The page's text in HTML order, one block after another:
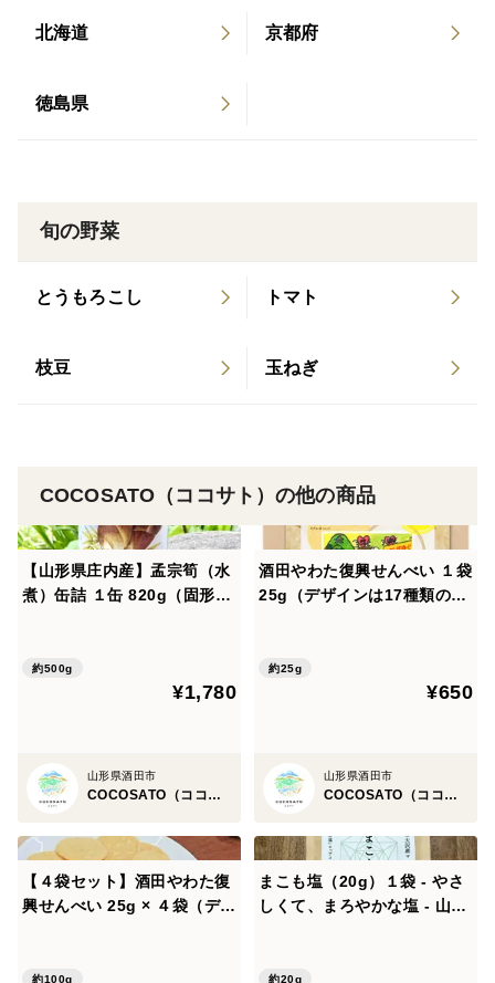
北海道 京都府
徳島県
旬の野菜
とうもろこし トマト
枝豆 玉ねぎ
COCOSATO（ココサト）の他の商品
【山形県庄内産】孟宗筍（水
煮）缶詰 １缶 820g（固形量
煮にした缶詰
約500g
¥1,780
山形県酒田市
COCOSATO（ココサト）
酒田やわた復興せんべい １袋
25g（デザインは17種類の中
で収穫したお米で作ったせん
約25g
¥650
山形県酒田市
COCOSATO（ココサト）
【４袋セット】酒田やわた復
興せんべい 25g × ４袋（デザ
被災農地で手刈りで収穫した
約100g
まこも塩（20g）１袋 - やさ
しくて、まろやかな塩 - 山形
ったマコモタケの株から生ま
約20g